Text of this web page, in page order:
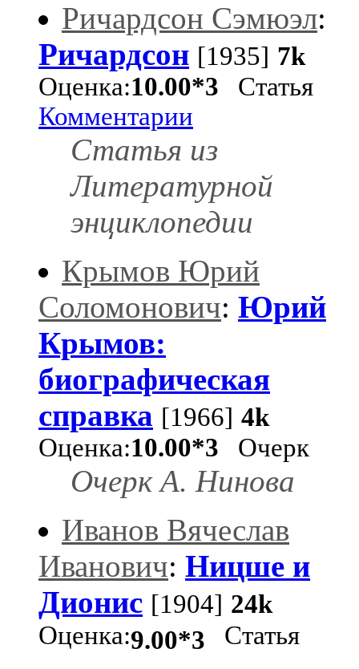
Ричардсон Сэмюэл:
Ричардсон [1935] 7k
Оценка:10.00*3 Статья
Комментарии
Статья из
Литературной
энциклопедии
Крымов Юрий
Соломонович: Юрий
Крымов:
биографическая
справка [1966] 4k
Оценка:10.00*3 Очерк
Очерк А. Нинова
Иванов Вячеслав
Иванович: Ницше и
Дионис [1904] 24k
Оценка:9.00*3
Статья